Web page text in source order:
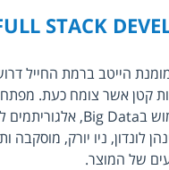
STACK
קטן אשר צומח כעת.
לונדון, ניו יורק,
של המוצר.